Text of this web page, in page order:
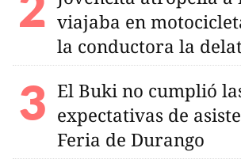
viajaba en
la conductora la
El Buki no cumplió
expectativas de
Feria de Durango